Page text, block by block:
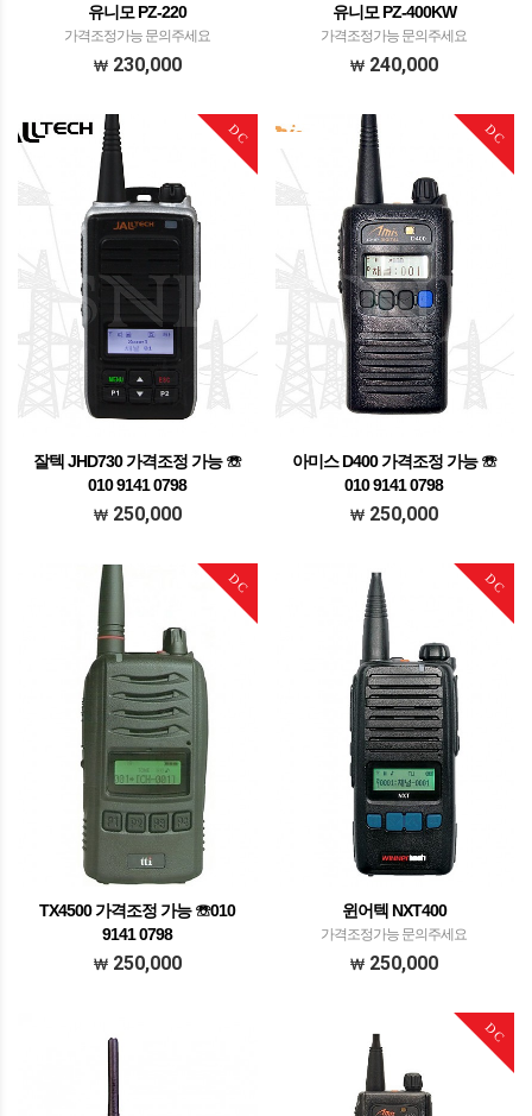
유니모 PZ-220
가격조정가능 문의주세요
230,000
유니모 PZ-400KW
가격조정가능 문의주세요
240,000
DC
잘텍 JHD730 가격조정 가능 ☏
010 9141 0798
가격조정가능 문의주세요
250,000
DC
아미스 D400 가격조정 가능 ☏
010 9141 0798
가격조정가능 문의주세요
250,000
DC
TX4500 가격조정 가능 ☏010
9141 0798
가격조정가능 문의주세요
250,000
DC
윈어텍 NXT400
가격조정가능 문의주세요
250,000
DC